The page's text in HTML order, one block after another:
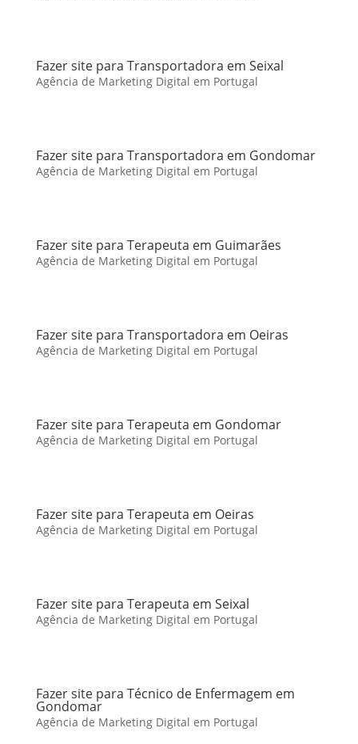
Fazer site para Transportadora em Seixal
Agência de Marketing Digital em Portugal
Fazer site para Transportadora em Gondomar
Agência de Marketing Digital em Portugal
Fazer site para Terapeuta em Guimarães
Agência de Marketing Digital em Portugal
Fazer site para Transportadora em Oeiras
Agência de Marketing Digital em Portugal
Fazer site para Terapeuta em Gondomar
Agência de Marketing Digital em Portugal
Fazer site para Terapeuta em Oeiras
Agência de Marketing Digital em Portugal
Fazer site para Terapeuta em Seixal
Agência de Marketing Digital em Portugal
Fazer site para Técnico de Enfermagem em
Gondomar
Agência de Marketing Digital em Portugal